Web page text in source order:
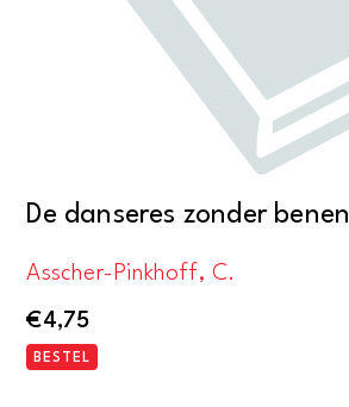
De danseres zonder benen
Asscher-Pinkhoff, C.
€4,75
BESTEL